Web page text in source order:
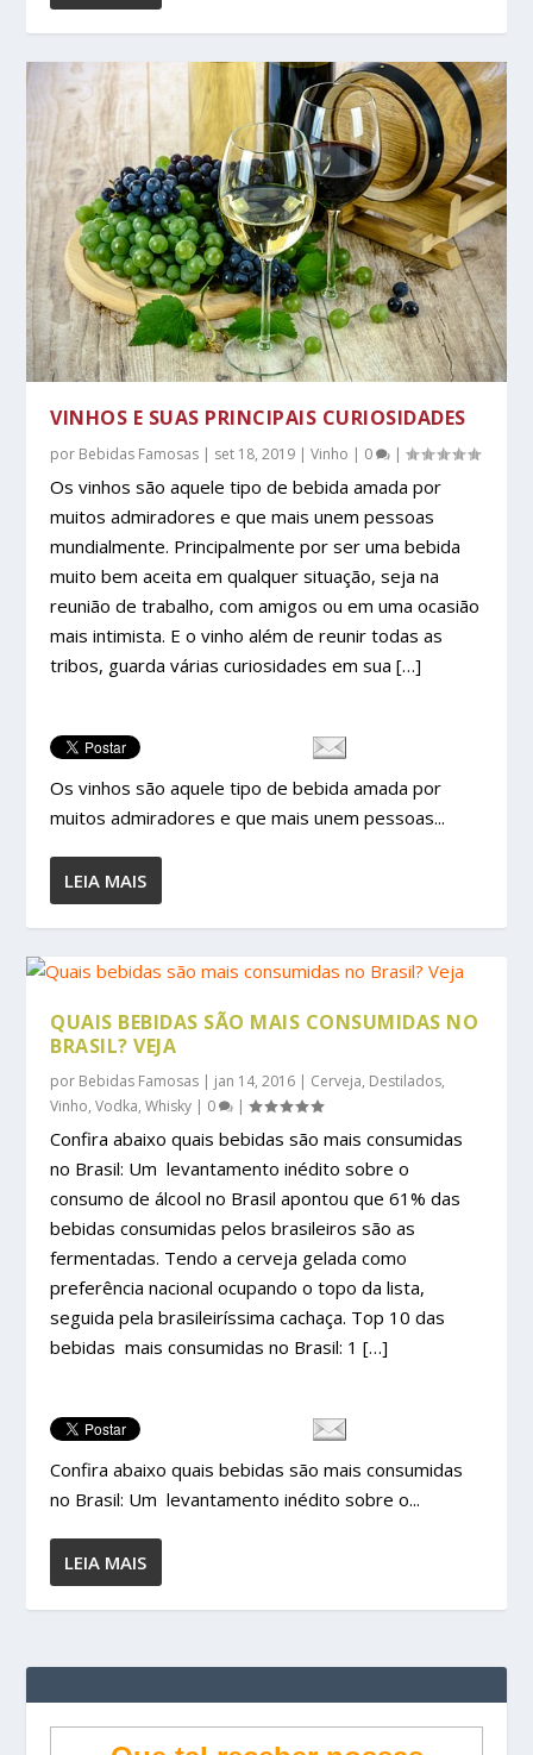
VINHOS E SUAS PRINCIPAIS CURIOSIDADES
por Bebidas Famosas | set 18, 2019 |Vinho | 0 |
Os vinhos são aquele tipo de bebida amada por
muitos admiradores e que mais unem pessoas
mundialmente. Principalmente por ser uma bebida
muito bem aceita em qualquer situação, seja na
reunião de trabalho, com amigos ou em uma ocasião
mais intimista. E o vinho além de reunir todas as
tribos, guarda várias curiosidades em sua […]
Os vinhos são aquele tipo de bebida amada por
muitos admiradores e que mais unem pessoas...
LEIA MAIS
QUAIS BEBIDAS SÃO MAIS CONSUMIDAS NO
BRASIL? VEJA
por Bebidas Famosas | jan 14, 2016 | Cerveja, Destilados,
Vinho,Vodka,Whisky | 0 |
Confira abaixo quais bebidas são mais consumidas
no Brasil: Um levantamento inédito sobre o
consumo de álcool no Brasil apontou que 61% das
bebidas consumidas pelos brasileiros são as
fermentadas. Tendo a cerveja gelada como
preferência nacional ocupando o topo da lista,
seguida pela brasileiríssima cachaça. Top 10 das
bebidas mais consumidas no Brasil: 1 […]
Confira abaixo quais bebidas são mais consumidas
no Brasil: Um levantamento inédito sobre o...
LEIA MAIS